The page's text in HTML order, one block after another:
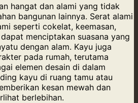
hangat dan alami yang tidak
bangunan lainnya. Serat alami
seperti cokelat, keemasan,
menciptakan suasana yang
dengan alam. Kayu juga
pada rumah, terutama
elemen desain di dalam
kayu di ruang tamu atau
kesan mewah dan
berlebihan.